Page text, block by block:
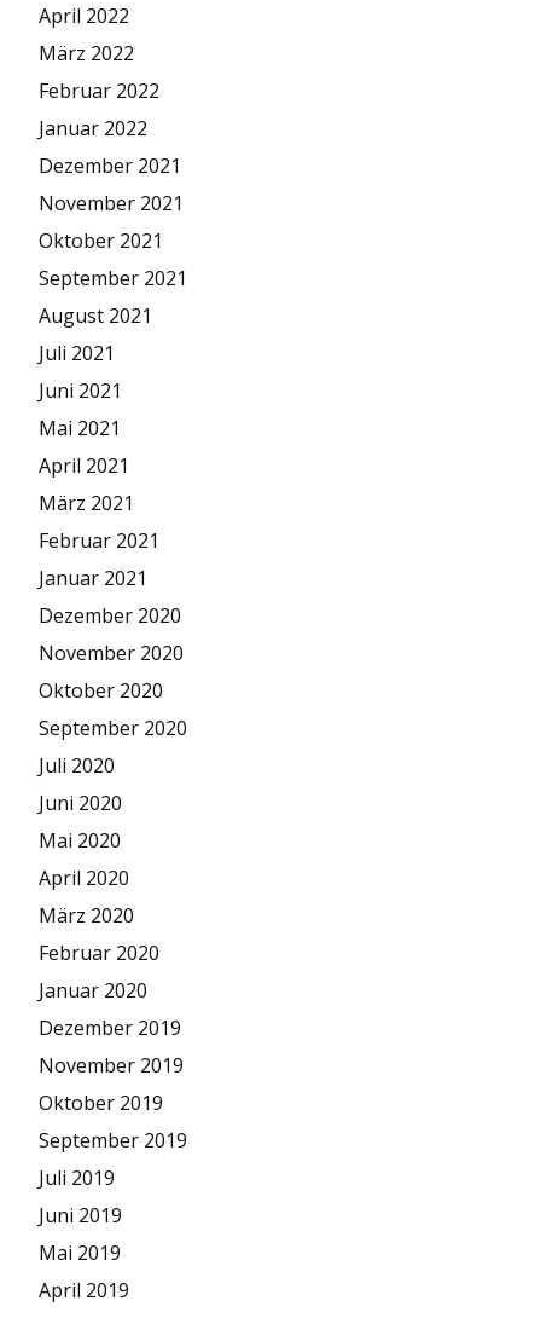
April 2022
März 2022
Februar 2022
Januar 2022
Dezember 2021
November 2021
Oktober 2021
September 2021
August 2021
Juli 2021
Juni 2021
Mai 2021
April 2021
März 2021
Februar 2021
Januar 2021
Dezember 2020
November 2020
Oktober 2020
September 2020
Juli 2020
Juni 2020
Mai 2020
April 2020
März 2020
Februar 2020
Januar 2020
Dezember 2019
November 2019
Oktober 2019
September 2019
Juli 2019
Juni 2019
Mai 2019
April 2019